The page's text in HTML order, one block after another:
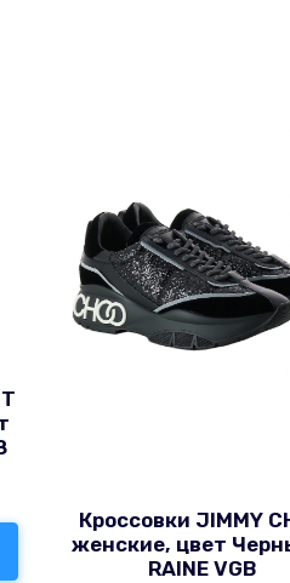
Кроссовки JIMMY
женские, цвет
RAINE VGB